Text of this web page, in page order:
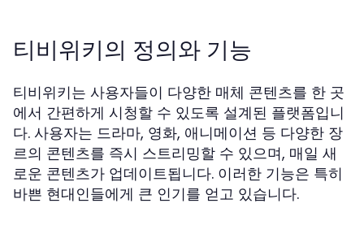
티비위키의 정의와 기능
티비위키는 사용자들이 다양한 매체 콘텐츠를 한 곳
에서 간편하게 시청할 수 있도록 설계된 플랫폼입니
다. 사용자는 드라마, 영화, 애니메이션 등 다양한 장
르의 콘텐츠를 즉시 스트리밍할 수 있으며, 매일 새
로운 콘텐츠가 업데이트됩니다. 이러한 기능은 특히
바쁜 현대인들에게 큰 인기를 얻고 있습니다.